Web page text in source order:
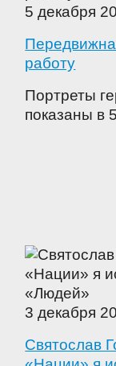
5 декабря
работу
Портреты
показаны в
3 декабря
Святослав